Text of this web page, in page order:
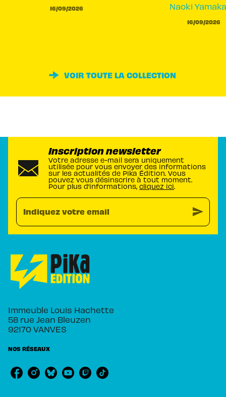
16/09/2026 Naoki
16/09/2026
VOIR TOUTE LA COLLECTION
Inscription newsletter
Votre adresse e-mail sera uniquement
utilisée pour vous envoyer des informations
sur les actualités de Pika Édition. Vous
pouvez vous désinscrire à tout moment.
Pour plus d’informations, cliquez ici.
Indiquez votre email send
Immeuble Louis Hachette
58 rue Jean Bleuzen
92170 VANVES
NOS RÉSEAUX